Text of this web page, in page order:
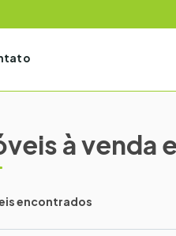
à venda
encontrados